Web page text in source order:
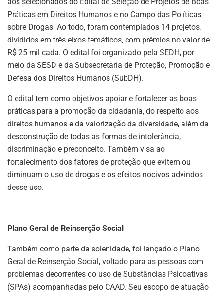
Práticas em Direitos Humanos e no Campo das Políticas
sobre Drogas. Ao todo, foram contemplados 14 projetos,
divididos em três eixos temáticos, com prêmios no valor de
R$ 25 mil cada. O edital foi organizado pela SEDH, por
meio da SESD e da Subsecretaria de Proteção, Promoção e
Defesa dos Direitos Humanos (SubDH).
O edital tem como objetivos apoiar e fortalecer as boas
práticas para a promoção da cidadania, do respeito aos
direitos humanos e da valorização da diversidade, além da
desconstrução de todas as formas de intolerância,
discriminação e preconceito. Também visa ao
fortalecimento dos fatores de proteção que evitem ou
diminuam o uso de drogas e os efeitos nocivos advindos
desse uso.
Plano Geral de Reinserção Social
Também como parte da solenidade, foi lançado o Plano
Geral de Reinserção Social, voltado para as pessoas com
problemas decorrentes do uso de Substâncias Psicoativas
(SPAs) acompanhadas pelo CAAD. Seu escopo de atuação